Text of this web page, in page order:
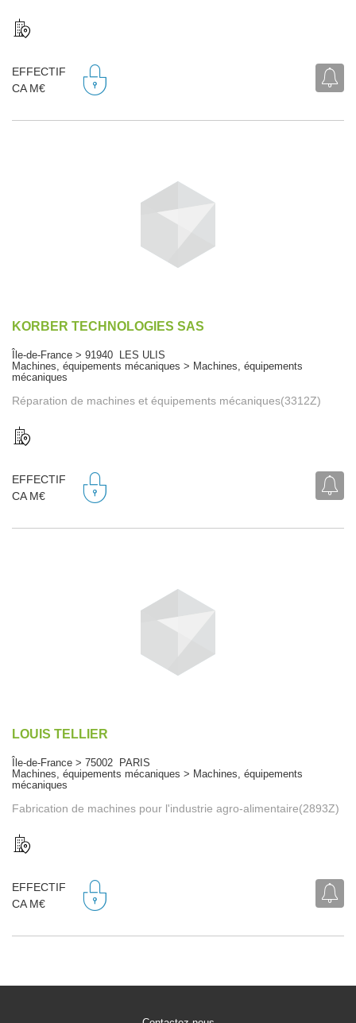
EFFECTIF
CA M€
KORBER TECHNOLOGIES SAS
Île-de-France > 91940 LES ULIS
Machines, équipements mécaniques > Machines, équipements
mécaniques
Réparation de machines et équipements mécaniques(3312Z)
EFFECTIF
CA M€
LOUIS TELLIER
Île-de-France > 75002 PARIS
Machines, équipements mécaniques > Machines, équipements
mécaniques
Fabrication de machines pour l'industrie agro-alimentaire(2893Z)
EFFECTIF
CA M€